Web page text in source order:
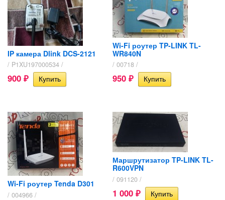
IP камера Dlink DCS-2121
/ P1XU197000534 /
900 ₽
Wi-Fi роутер TP-LINK TL-
WR840N
/ 00718 /
950 ₽
Wi-Fi роутер Tenda D301
/ 004966 /
Маршрутизатор TP-LINK TL-
R600VPN
/ 091120 /
1 000 ₽